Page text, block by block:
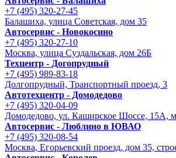
+7 (495) 320-27-45
Балашиха, улица Советская, дом 35
Автосервис - Новокосино
+7 (495) 320-27-10
Москва, улица Суздальская, дом 26Б
Техцентр - Догопрудный
+7 (495) 989-83-18
Долгопрудный, Транспортный проезд, 3
Автотехцентр - Домодедово
+7 (495) 320-04-09
Домодедово, ул. Каширское Шоссе, 15А,
Автосервис - Люблино в ЮВАО
+7 (495) 320-08-54
Москва, Егорьевский проезд, дом 35,